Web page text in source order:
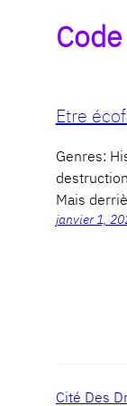
Etre
Genres:
Mais
janvier 1,
Cité Des